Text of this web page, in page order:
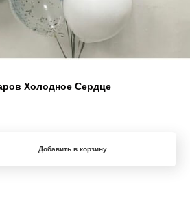
Холодное Сердце
Добавить в корзину